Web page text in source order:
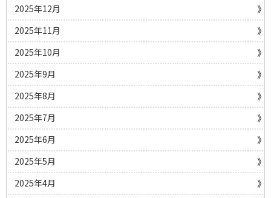
2025年12月
2025年11月
2025年10月
2025年9月
2025年8月
2025年7月
2025年6月
2025年5月
2025年4月